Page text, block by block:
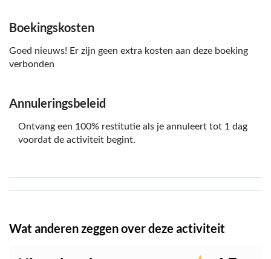
Boekingskosten
Goed nieuws! Er zijn geen extra kosten aan deze boeking
verbonden
Annuleringsbeleid
Ontvang een 100% restitutie als je annuleert tot 1 dag
voordat de activiteit begint.
Wat anderen zeggen over deze activiteit